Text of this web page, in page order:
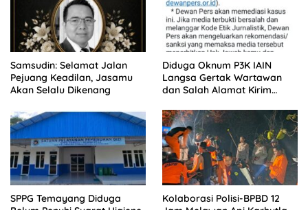
Samsudin: Selamat Jalan
Pejuang Keadilan, Jasamu
Akan Selalu Dikenang
Diduga Oknum P3K IAIN
Langsa Gertak Wartawan
dan Salah Alamat Kirim
SPPG Temayang Diduga
Kolaborasi Polisi-BPBD 12